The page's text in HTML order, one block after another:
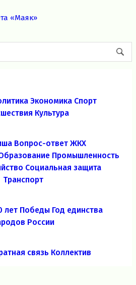
Экономика Спорт
Культура
Вопрос-ответ ЖКХ
Промышленность
Социальная защита
Транспорт
лет Победы Год единства
России
связь Коллектив